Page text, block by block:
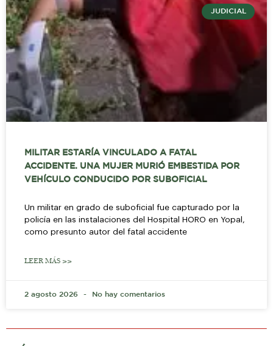
JUDICIAL
MILITAR ESTARÍA VINCULADO A FATAL
ACCIDENTE. UNA MUJER MURIÓ EMBESTIDA POR
VEHÍCULO CONDUCIDO POR SUBOFICIAL
Un militar en grado de suboficial fue capturado por la
policía en las instalaciones del Hospital HORO en Yopal,
como presunto autor del fatal accidente
LEER MÁS >>
2 agosto 2026 No hay comentarios